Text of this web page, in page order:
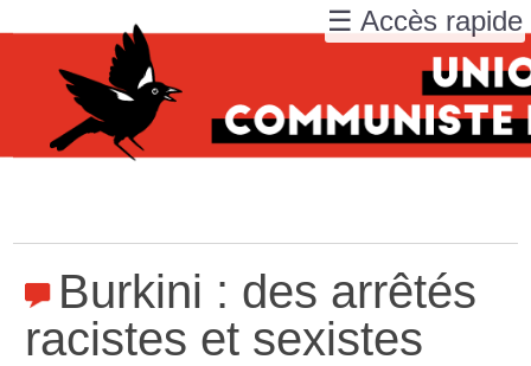
Burkini : des arrêtés
racistes et sexistes
☰ Accès rapide